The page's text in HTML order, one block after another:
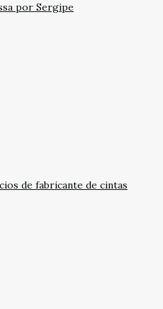
por Sergipe
de fabricante de cintas